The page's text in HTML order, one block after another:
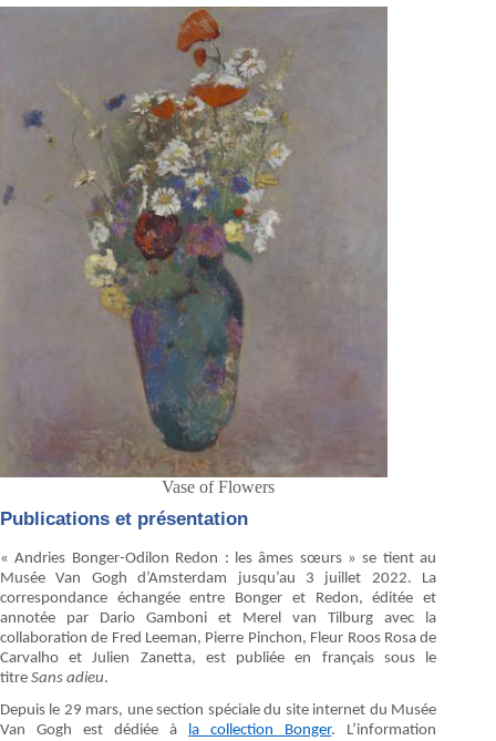
Vase of Flowers
Publications et présentation
« Andries Bonger-Odilon Redon : les âmes sœurs » se tient au
Musée Van Gogh d’Amsterdam jusqu’au 3 juillet 2022. La
correspondance échangée entre Bonger et Redon, éditée et
annotée par Dario Gamboni et Merel van Tilburg avec la
collaboration de Fred Leeman, Pierre Pinchon, Fleur Roos Rosa de
Carvalho et Julien Zanetta, est publiée en français sous le
titre Sans adieu.
Depuis le 29 mars, une section spéciale du site internet du Musée
Van Gogh est dédiée à la collection Bonger. L’information